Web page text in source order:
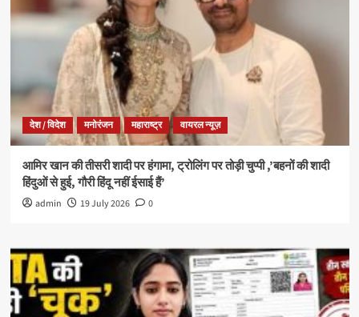
देश / विदेश मनोरंजन महाराष्ट्र वायरल न्यूज़
आमिर खान की तीसरी शादी पर हंगामा, ट्रोलिंग पर तोड़ी चुप्पी ,’बहनों की शादी
हिंदुओं से हुई, गौरी हिंदू नहीं ईसाई हैं’
admin 19 July 2026 0